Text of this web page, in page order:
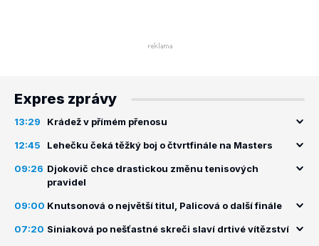
Expres zprávy
13:29 Krádež v přímém přenosu
12:45 Lehečku čeká těžký boj o čtvrtfinále na Masters
09:26 Djokovič chce drastickou změnu tenisových
pravidel
09:00 Knutsonová o největší titul, Palicová o další finále
07:20 Siniaková po nešťastné skreči slaví drtivé vítězství